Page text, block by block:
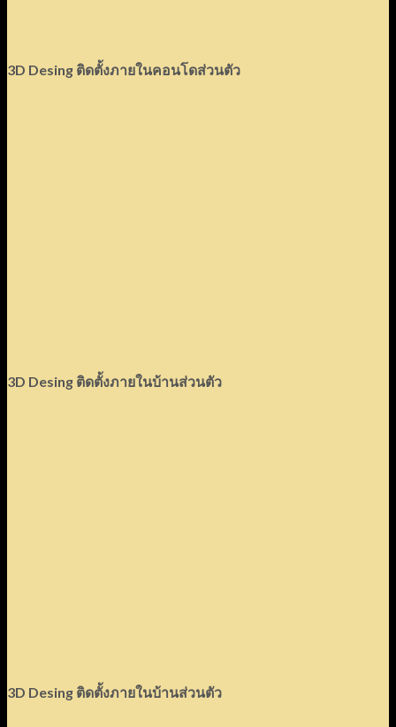
3D Desing ติดตั้งภายในคอนโดส่วนตัว
3D Desing ติดตั้งภายในบ้านส่วนตัว
3D Desing ติดตั้งภายในบ้านส่วนตัว